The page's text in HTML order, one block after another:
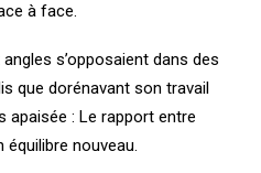
à face.
s’opposaient dans des
que dorénavant son travail
apaisée : Le rapport entre
nouveau.